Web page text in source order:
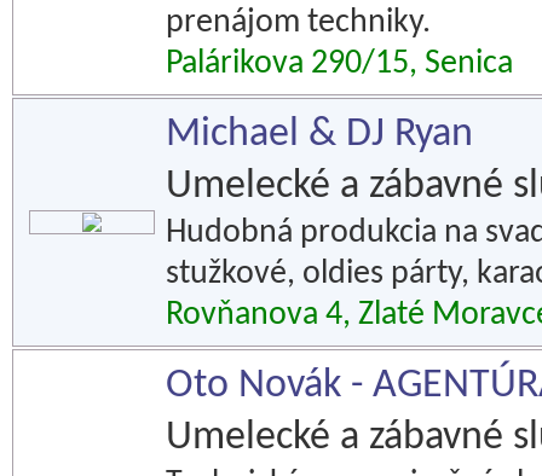
prenájom techniky.
Palárikova 290/15, Senica
Michael & DJ Ryan
Umelecké a zábavné
Hudobná produkcia na
stužkové, oldies párty,
Rovňanova 4, Zlaté
Oto Novák -
Umelecké a zábavné